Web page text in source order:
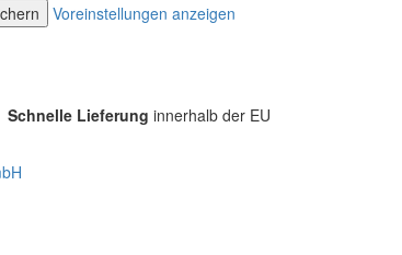
Voreinstellungen anzeigen
Schnelle Lieferung innerhalb der EU